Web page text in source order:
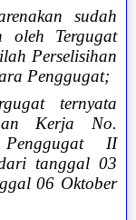
sudah
oleh Tergugat
Perselisihan
Penggugat;
ternyata
Kerja No.
Penggugat II
tanggal 03
06 Oktober